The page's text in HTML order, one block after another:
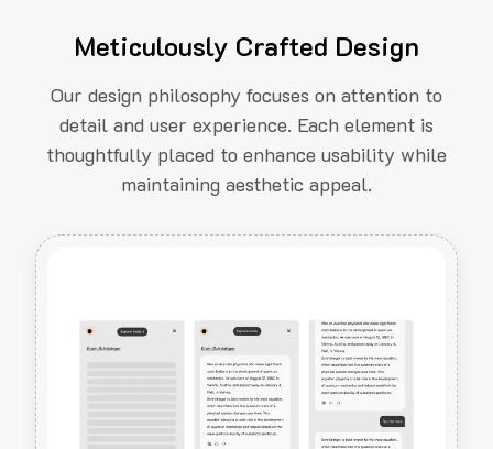
Meticulously Crafted Design
Our design philosophy focuses on attention to
detail and user experience. Each element is
thoughtfully placed to enhance usability while
maintaining aesthetic appeal.